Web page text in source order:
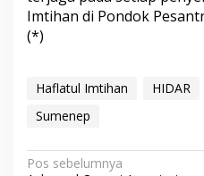
Imtihan di Pondok
(*)
Haflatul Imtihan HIDAR
Sumenep
N
Pos sebelumnya